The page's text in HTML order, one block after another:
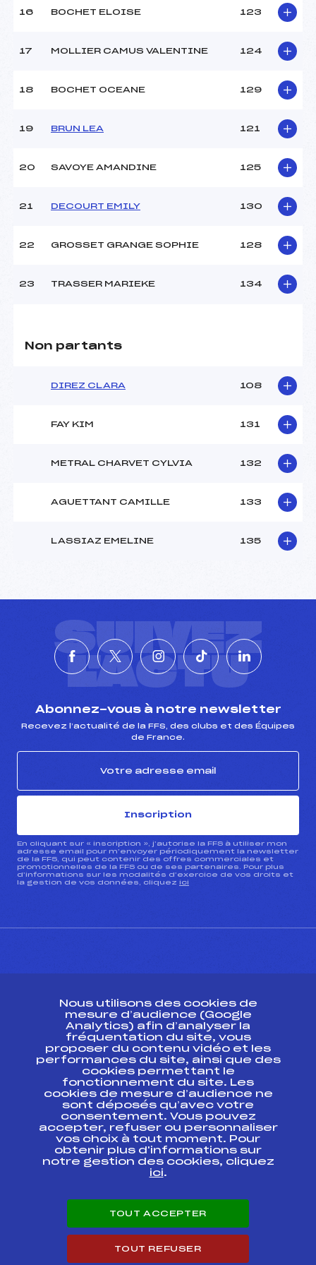
230.5600
Catégorie :
Ben
16 BOCHET ELOISE 123
17 MOLLIER CAMUS VALENTINE 124
18 BOCHET OCEANE 129
19 BRUN LEA 121
20 SAVOYE AMANDINE 125
21 DECOURT EMILY 130
22 GROSSET GRANGE SOPHIE 128
23 TRASSER MARIEKE 134
Non partants
DIREZ CLARA 108
FAY KIM 131
METRAL CHARVET CYLVIA 132
AGUETTANT CAMILLE 133
LASSIAZ EMELINE 135
SUIVEZ
L'ACTU
Abonnez-vous à notre newsletter
Recevez l’actualité de la FFS, des clubs et des Équipes
de France.
Inscription
En cliquant sur « inscription », j’autorise la FFS à utiliser mon
adresse email pour m’envoyer périodiquement la newsletter
de la FFS, qui peut contenir des offres commerciales et
promotionnelles de la FFS ou de ses partenaires. Pour plus
d’informations sur les modalités d’exercice de vos droits et
la gestion de vos données, cliquez ici
Ressources
Pass’Neige
Projet sportif fédéral
Projet de performance fédéral
Antidopage
Pôle Développement, Formation, Suivi
Scientifique
Listes ministérielles
Pôle vie de l’athlète
Enseignement professionnel
Carrières
Nous utilisons des cookies de
mesure d’audience (Google
Analytics) afin d’analyser la
fréquentation du site, vous
proposer du contenu vidéo et les
performances du site, ainsi que des
cookies permettant le
fonctionnement du site. Les
cookies de mesure d’audience ne
sont déposés qu’avec votre
consentement. Vous pouvez
accepter, refuser ou personnaliser
vos choix à tout moment. Pour
obtenir plus d'informations sur
notre gestion des cookies, cliquez
ici.
TOUT ACCEPTER
TOUT REFUSER